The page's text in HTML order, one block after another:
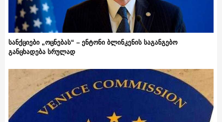
სანქციები „ოცნებას“ – ენტონი ბლინკენის საგანგებო
განცხადება სრულად